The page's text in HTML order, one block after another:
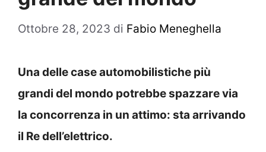
Ottobre 28, 2023 di Fabio Meneghella
Una delle case automobilistiche più
grandi del mondo potrebbe spazzare via
la concorrenza in un attimo: sta arrivando
il Re dell’elettrico.